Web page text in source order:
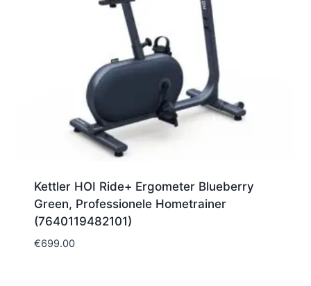
Kettler HOI Ride+ Ergometer Blueberry
Green, Professionele Hometrainer
(7640119482101)
€699.00